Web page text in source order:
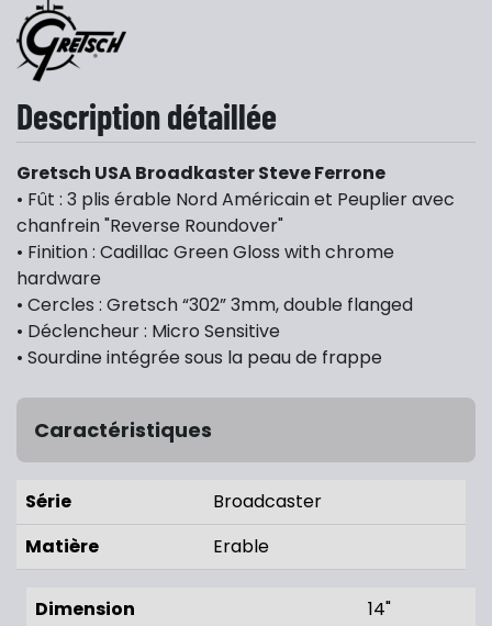
Description détaillée
Gretsch USA Broadkaster Steve Ferrone
• Fût : 3 plis érable Nord Américain et Peuplier avec
chanfrein "Reverse Roundover"
• Finition : Cadillac Green Gloss with chrome
hardware
• Cercles : Gretsch “302” 3mm, double flanged
• Déclencheur : Micro Sensitive
• Sourdine intégrée sous la peau de frappe
Caractéristiques
Série
Broadcaster
Matière
Erable
Dimension 14"